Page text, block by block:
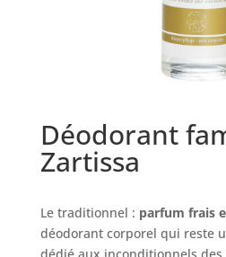
Déodorant
Zartissa
Le traditionnel : parfum frais
déodorant corporel qui reste